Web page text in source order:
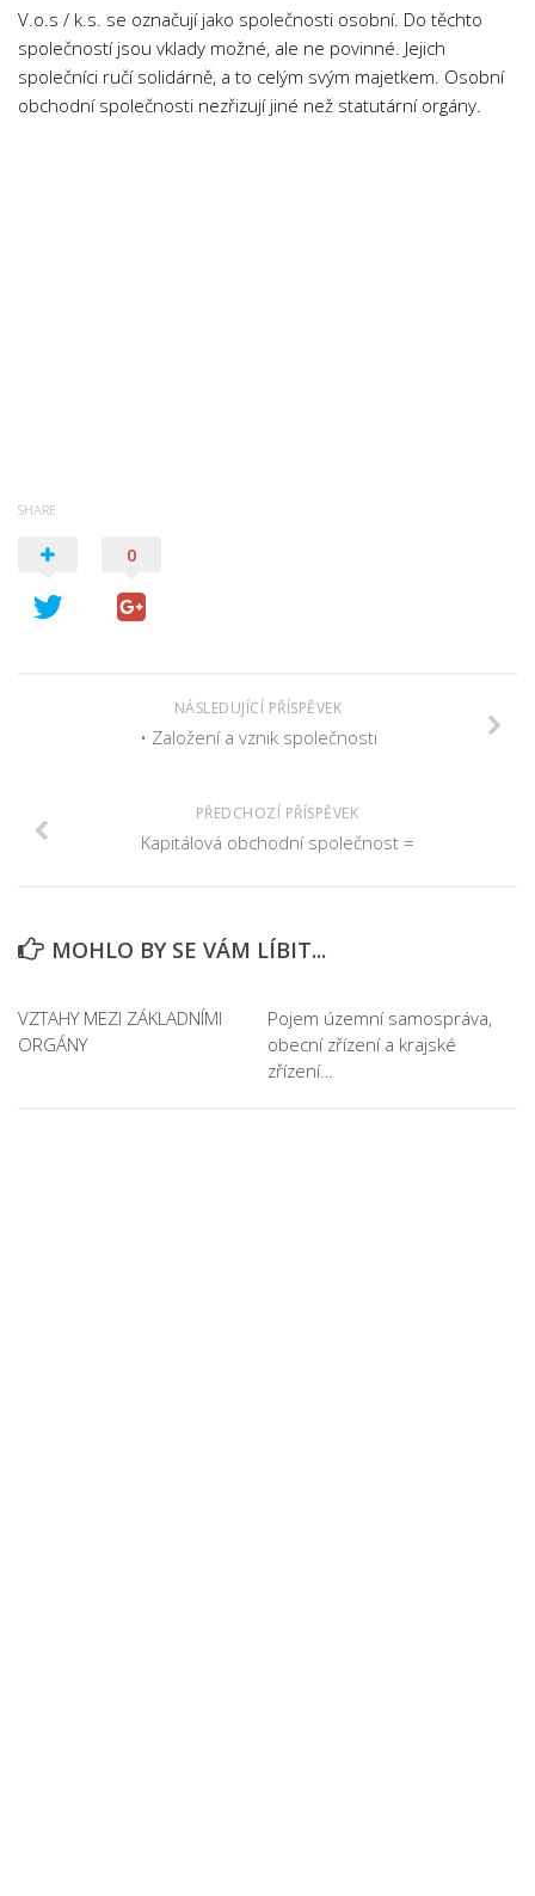
Novinky
V.o.s / k.s. se označují jako společnosti osobní. Do těchto
společností jsou vklady možné, ale ne povinné. Jejich
společníci ručí solidárně, a to celým svým majetkem. Osobní
obchodní společnosti nezřizují jiné než statutární orgány.
SHARE
0
NÁSLEDUJÍCÍ PŘÍSPĚVEK
• Založení a vznik společnosti
PŘEDCHOZÍ PŘÍSPĚVEK
Kapitálová obchodní společnost =
MOHLO BY SE VÁM LÍBIT...
VZTAHY MEZI ZÁKLADNÍMI
ORGÁNY
Pojem územní samospráva,
obecní zřízení a krajské
zřízení…